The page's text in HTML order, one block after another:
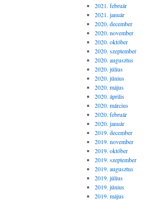
2021. február
2021. január
2020. december
2020. november
2020. október
2020. szeptember
2020. augusztus
2020. július
2020. június
2020. május
2020. április
2020. március
2020. február
2020. január
2019. december
2019. november
2019. október
2019. szeptember
2019. augusztus
2019. július
2019. június
2019. május